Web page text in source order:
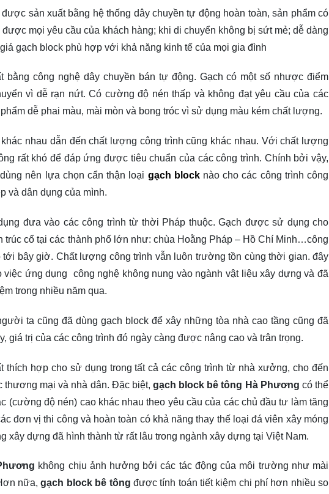
được sản xuất bằng hệ thống dây chuyền tự động hoàn toàn, sản phẩm có
mọi yêu cầu của khách hàng; khi di chuyển không bị sứt mẻ; dễ dàng
gạch block phù hợp với khả năng kinh tế của mọi gia đình
bằng công nghệ dây chuyền bán tự động. Gạch có một số nhược điểm
vì dễ rạn nứt. Có cường độ nén thấp và không đạt yêu cầu của các
dễ phai màu, mài mòn và bong tróc vì sử dụng màu kém chất lượng.
nhau dẫn đến chất lượng công trình cũng khác nhau. Với chất lượng
rất khó để đáp ứng được tiêu chuẩn của các công trình. Chính bởi vậy,
nên lựa chọn cẩn thận loại gạch blocknào cho các công trình công
và dân dụng của mình.
đưa vào các công trình từ thời Pháp thuộc. Gạch được sử dụng cho
trúc cổ tại các thành phố lớn như: chùa Hoằng Pháp – Hồ Chí Minh…công
bây giờ. Chất lượng công trình vẫn luôn trường tồn cùng thời gian. đây
việc ứng dụng công nghệ không nung vào ngành vật liệu xây dựng và đã
trong nhiều năm qua.
ta cũng đã dùng gạch block để xây những tòa nhà cao tầng cũng đã
giá trị của các công trình đó ngày càng được nâng cao và trân trọng.
thích hợp cho sử dụng trong tất cả các công trình từ nhà xưởng, cho đến
thương mại và nhà dân. Đặc biệt, gạch block bê tông Hà Phương có thể
(cường độ nén) cao khác nhau theo yêu cầu của các chủ đầu tư làm tăng
đơn vị thi công và hoàn toàn có khả năng thay thế loại đá viên xây móng
xây dựng đã hình thành từ rất lâu trong ngành xây dựng tại Việt Nam.
không chịu ảnh hưởng bởi các tác động của môi trường như mài
nữa,gạch block bê tông được tính toán tiết kiệm chi phí hơn nhiều so